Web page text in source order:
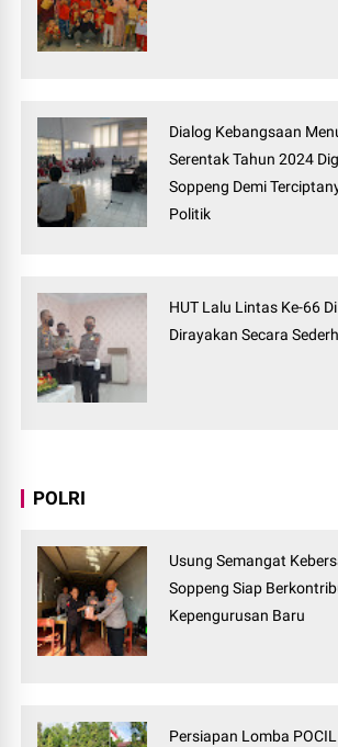
Dialog Kebangsaan
Serentak Tahun 2024
Soppeng Demi
Politik
HUT Lalu Lintas Ke-66
Dirayakan Secara
POLRI
Usung Semangat
Soppeng Siap
Kepengurusan Baru
Persiapan Lomba